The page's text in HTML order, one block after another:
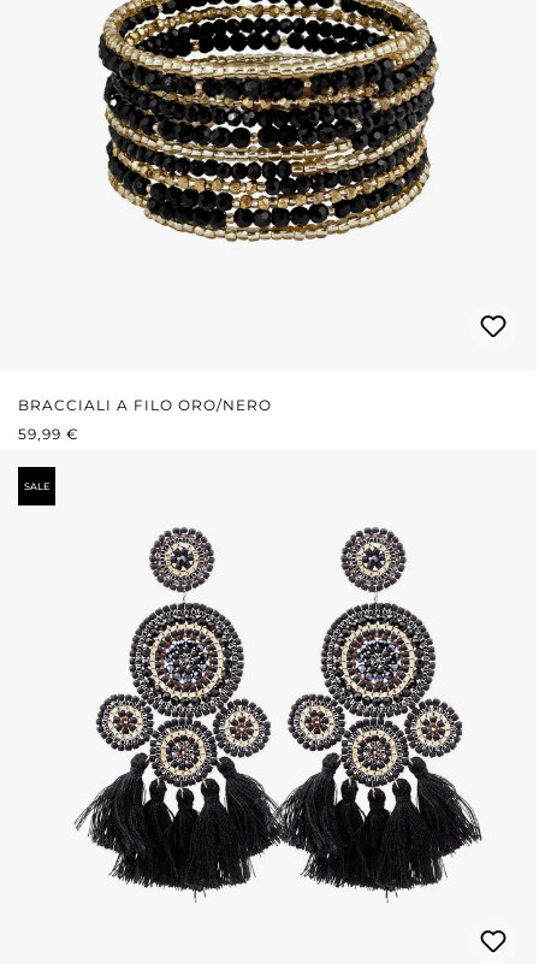
BRACCIALI A FILO ORO/NERO
PREZZO NORMALE:
59,99 €
SALE